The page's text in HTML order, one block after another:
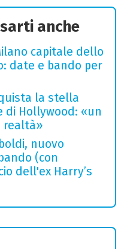
anche
capitale dello
date e bando per
la stella
di Hollywood: «un
realtà»
nuovo
(con
dell'ex Harry’s